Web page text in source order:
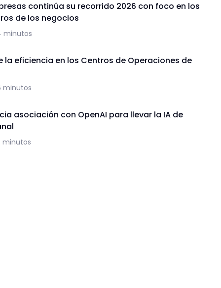
continúa su recorrido 2026 con foco en los
de los negocios
minutos
la eficiencia en los Centros de Operaciones de
minutos
asociación con OpenAI para llevar la IA de
minutos